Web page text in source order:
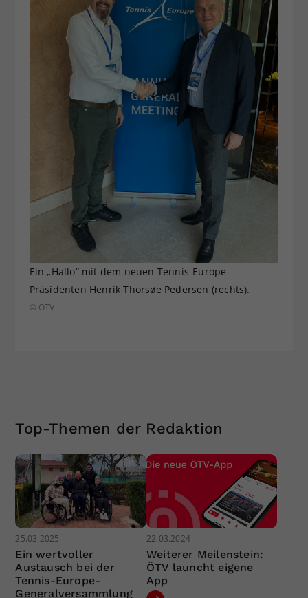
Ein „Hallo“ mit dem neuen Tennis-Europe-
Präsidenten Henrik Thorsøe Pedersen (rechts).
© ÖTV
Top-Themen der Redaktion
25.03.2025
Ein wertvoller
Austausch bei der
Tennis-Europe-
Generalversammlung
22.03.2024
Weiterer Meilenstein:
ÖTV launcht eigene
App